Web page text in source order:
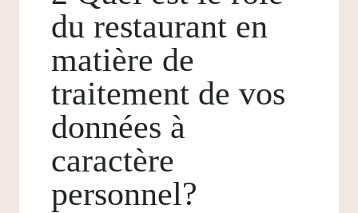
du restaurant en
matière de
traitement de vos
données à
caractère
personnel?